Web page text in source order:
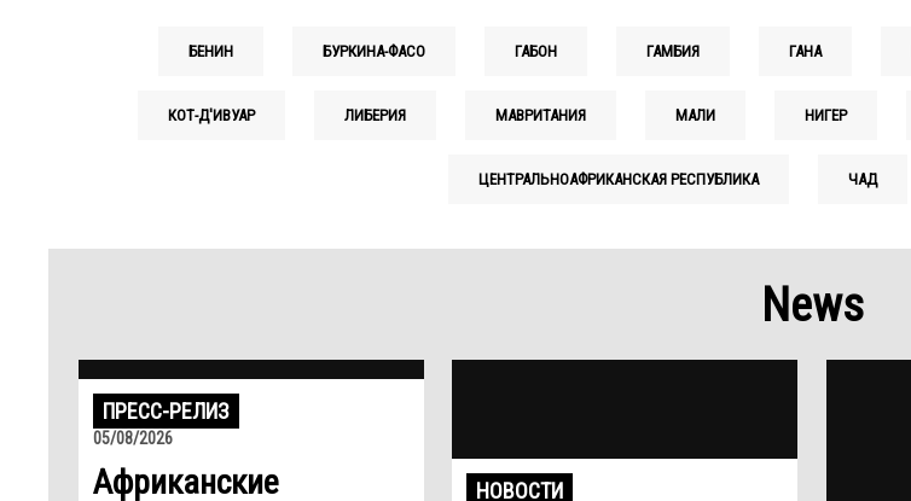
БЕНИН БУРКИНА-ФАСО ГАБОН ГАМБИЯ ГАНА
КОТ-Д'ИВУАР ЛИБЕРИЯ МАВРИТАНИЯ МАЛИ НИГЕР
ЦЕНТРАЛЬНОАФРИКАНСКАЯ РЕСПУБЛИКА ЧАД
News
ПРЕСС-РЕЛИЗ
05/08/2026
Африканские
НОВОСТИ